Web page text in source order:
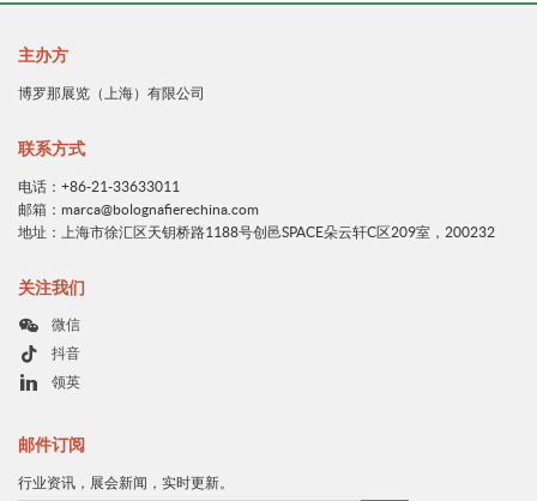
主办方
博罗那展览（上海）有限公司
联系方式
电话：+86-21-33633011
邮箱：marca@bolognafierechina.com
地址：上海市徐汇区天钥桥路1188号创邑SPACE朵云轩C区209室，200232
关注我们
微信
抖音
领英
邮件订阅
行业资讯，展会新闻，实时更新。